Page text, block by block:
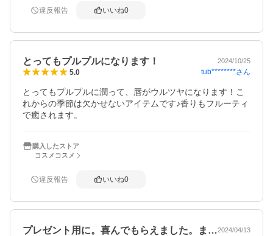
違反報告 いいね0
とってもプルプルになります！ 2024/10/25
5.0 tub********さん
とってもプルプルに潤って、唇がウルツヤになります！こ
れからの季節は欠かせないアイテムです♪香りもフルーティ
で癒されます。
購入したストア
コスメコスメ
違反報告 いいね0
プレゼント用に。喜んでもらえました。ま…2024/04/13